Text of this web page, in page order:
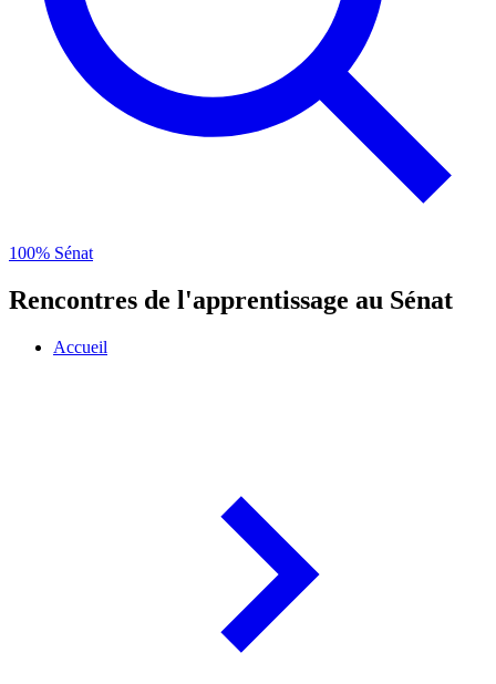
100% Sénat
Rencontres de l'apprentissage au Sénat
Accueil